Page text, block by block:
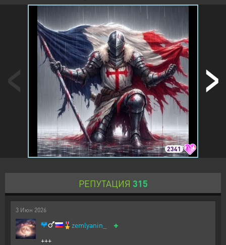
2341
РЕПУТАЦИЯ 315
3 Июн 2026
🎖️ zemlyanin_ +
+++